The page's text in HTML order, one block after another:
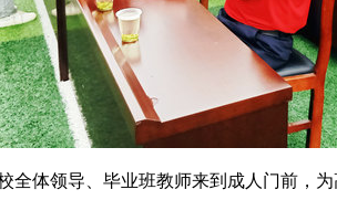
全体领导、毕业班教师来到成人门前，